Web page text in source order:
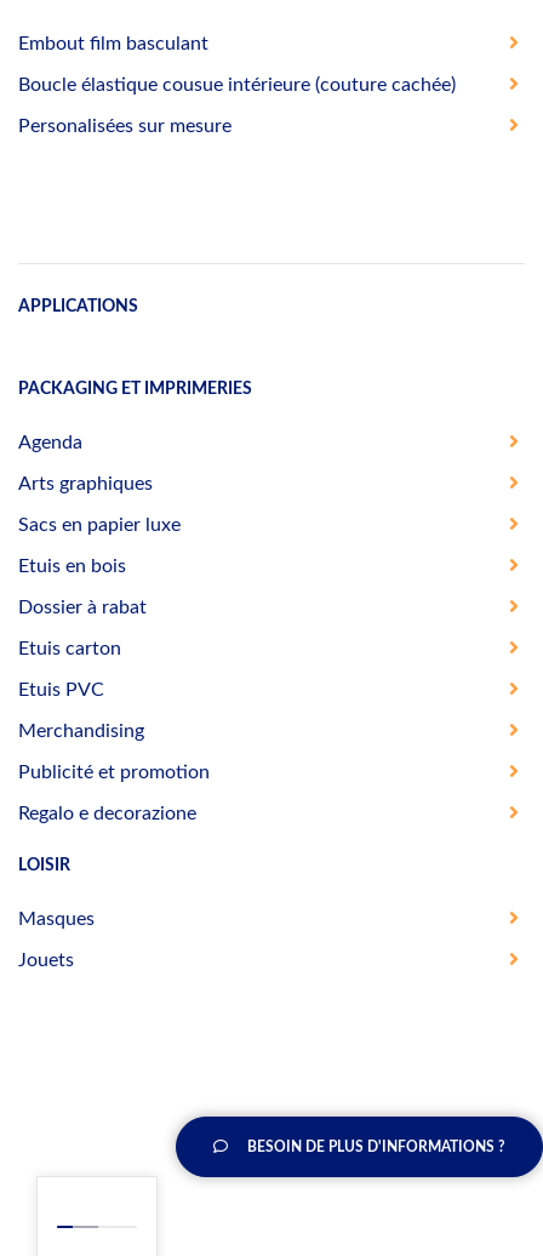
Embout film basculant
Boucle élastique cousue intérieure (couture cachée)
Personalisées sur mesure
APPLICATIONS
PACKAGING ET IMPRIMERIES
Agenda
Arts graphiques
Sacs en papier luxe
Etuis en bois
Dossier à rabat
Etuis carton
Etuis PVC
Merchandising
Publicité et promotion
Regalo e decorazione
LOISIR
Masques
Jouets
BESOIN DE PLUS D'INFORMATIONS ?